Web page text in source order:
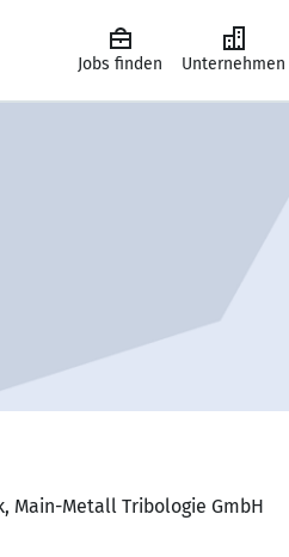
Jobs finden Unternehmen
Main-Metall Tribologie GmbH